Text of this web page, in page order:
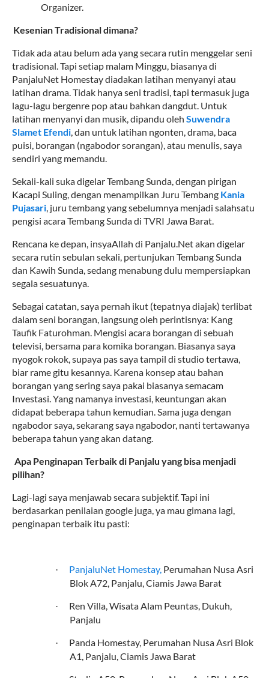
Organizer.
Kesenian Tradisional dimana?
Tidak ada atau belum ada yang secara rutin menggelar seni
tradisional. Tapi setiap malam Minggu, biasanya di
PanjaluNet Homestay diadakan latihan menyanyi atau
latihan drama. Tidak hanya seni tradisi, tapi termasuk juga
lagu-lagu bergenre pop atau bahkan dangdut. Untuk
latihan menyanyi dan musik, dipandu oleh Suwendra
Slamet Efendi , dan untuk latihan ngonten, drama, baca
puisi, borangan (ngabodor sorangan), atau menulis, saya
sendiri yang memandu.
Sekali-kali suka digelar Tembang Sunda, dengan pirigan
Kacapi Suling, dengan menampilkan Juru Tembang Kania
Pujasari , juru tembang yang sebelumnya menjadi salahsatu
pengisi acara Tembang Sunda di TVRI Jawa Barat.
Rencana ke depan, insyaAllah di Panjalu.Net akan digelar
secara rutin sebulan sekali, pertunjukan Tembang Sunda
dan Kawih Sunda, sedang menabung dulu mempersiapkan
segala sesuatunya.
Sebagai catatan, saya pernah ikut (tepatnya diajak) terlibat
dalam seni borangan, langsung oleh perintisnya: Kang
Taufik Faturohman. Mengisi acara borangan di sebuah
televisi, bersama para komika borangan. Biasanya saya
nyogok rokok, supaya pas saya tampil di studio tertawa,
biar rame gitu kesannya. Karena konsep atau bahan
borangan yang sering saya pakai biasanya semacam
Investasi. Yang namanya investasi, keuntungan akan
didapat beberapa tahun kemudian. Sama juga dengan
ngabodor saya, sekarang saya ngabodor, nanti tertawanya
beberapa tahun yang akan datang.
Apa Penginapan Terbaik di Panjalu yang bisa menjadi
pilihan?
Lagi-lagi saya menjawab secara subjektif. Tapi ini
berdasarkan penilaian google juga, ya mau gimana lagi,
penginapan terbaik itu pasti:
· PanjaluNet Homestay, Perumahan Nusa Asri
Blok A72, Panjalu, Ciamis Jawa Barat
·
Ren Villa, Wisata Alam Peuntas, Dukuh,
Panjalu
·
Panda Homestay, Perumahan Nusa Asri Blok
A1, Panjalu, Ciamis Jawa Barat